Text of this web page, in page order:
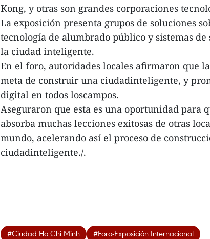
Kong, y otras son grandes corporaciones
La exposición presenta grupos de soluciones
tecnología de alumbrado público y sistemas
la ciudad inteligente.
En el foro, autoridades locales afirmaron que
meta de construir una ciudadinteligente, y
digital en todos loscampos.
Aseguraron que esta es una oportunidad para
absorba muchas lecciones exitosas de otras
mundo, acelerando así el proceso de
ciudadinteligente./.
#Ciudad Ho Chi Minh #Foro-Exposición Internacional